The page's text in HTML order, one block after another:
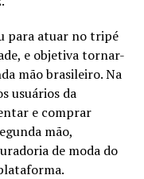
para atuar no tripé
e objetiva tornar-
mão brasileiro. Na
usuários da
e comprar
mão,
de moda do